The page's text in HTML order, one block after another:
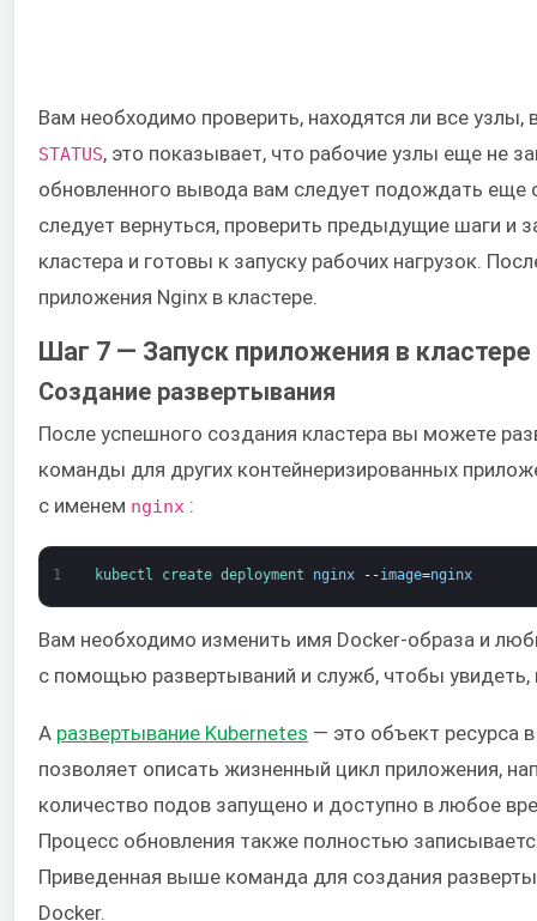
Вам необходимо проверить, находятся ли все узлы,
STATUS, это показывает, что рабочие узлы еще не
обновленного вывода вам следует подождать
следует вернуться, проверить предыдущие шаги и
кластера и готовы к запуску рабочих нагрузок.
приложения Nginx в кластере.
Шаг 7 — Запуск приложения в кластере
Создание развертывания
После успешного создания кластера вы можете
команды для других контейнеризированных
с именем nginx :
1 kubectl create deployment nginx --image=nginx
Вам необходимо изменить имя Docker-образа и
с помощью развертываний и служб, чтобы
A развертывание Kubernetes — это объект ресурса
позволяет описать жизненный цикл приложения,
количество подов запущено и доступно в любое
Процесс обновления также полностью
Приведенная выше команда для создания
Docker.